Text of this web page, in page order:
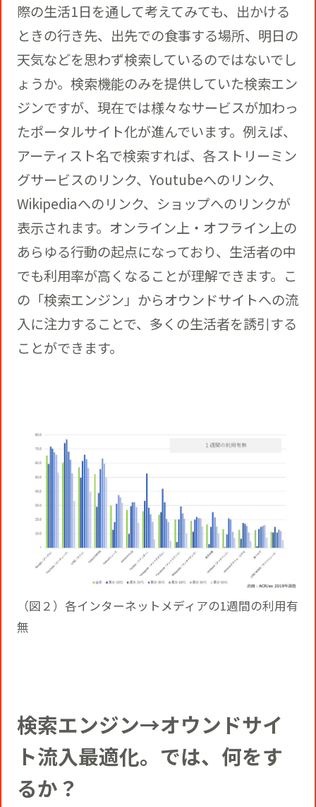
際の生活1日を通して考えてみても、出かける
ときの行き先、出先での食事する場所、明日の
天気などを思わず検索しているのではないでし
ょうか。検索機能のみを提供していた検索エン
ジンですが、現在では様々なサービスが加わっ
たポータルサイト化が進んでいます。例えば、
アーティスト名で検索すれば、各ストリーミン
グサービスのリンク、Youtubeへのリンク、
Wikipediaへのリンク、ショップへのリンクが
表示されます。オンライン上・オフライン上の
あらゆる行動の起点になっており、生活者の中
でも利用率が高くなることが理解できます。こ
の「検索エンジン」からオウンドサイトへの流
入に注力することで、多くの生活者を誘引する
ことができます。
（図２）各インターネットメディアの1週間の利用有
無
検索エンジン→オウンドサイ
ト流入最適化。では、何をす
るか？